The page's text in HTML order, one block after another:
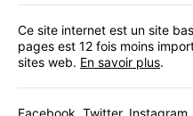
Ce site internet est un site
pages est 12 fois moins
sites web. En savoir plus.
Facebook Twitter, Instagram